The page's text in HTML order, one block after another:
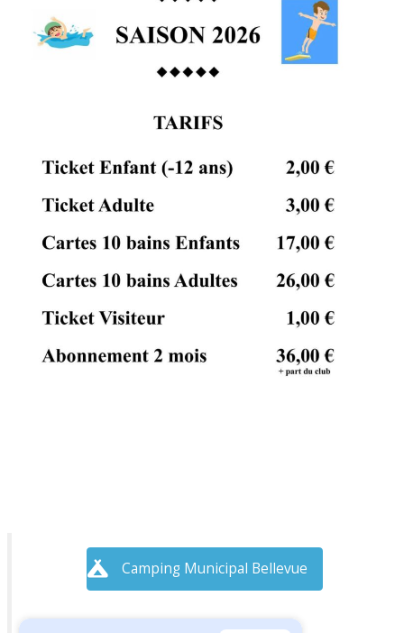
Camping Municipal Bellevue